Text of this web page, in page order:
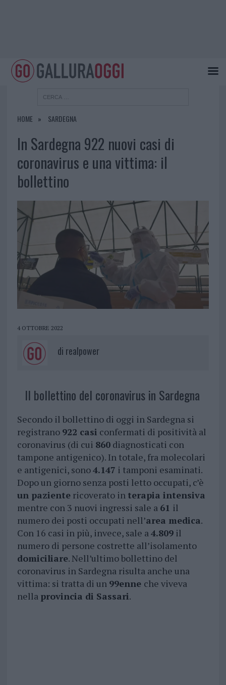
HOME SARDEGNA
In Sardegna 922 nuovi casi di
coronavirus e una vittima: il
bollettino
4 OTTOBRE 2022
di realpower
Il bollettino del coronavirus in Sardegna
Secondo il bollettino di oggi in Sardegna si
registrano 922 casi confermati di positività al
coronavirus (di cui 860diagnosticati con
tampone antigenico). In totale, fra molecolari
e antigenici, sono4.147 i tamponi esaminati.
Dopo un giorno senza posti letto occupati, c’è
un pazientericoverato in terapia intensiva
mentre con 3 nuovi ingressi sale a 61 il
numero dei posti occupati nell’area medica.
Con 16 casi in più, invece, sale a4.809il
numero di persone costrette all’isolamento
domiciliare. Nell’ultimo bollettino del
coronavirus in Sardegna risulta anche una
vittima: si tratta di un 99enne che viveva
nella provincia di Sassari.